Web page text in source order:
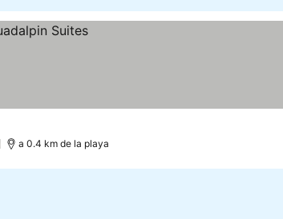
a 0.4 km de la playa